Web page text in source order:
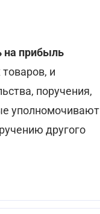
на прибыль
и
поручения,
уполномочивают
другого